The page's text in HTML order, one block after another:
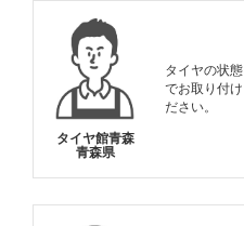
タイヤ館青森
青森県
タイヤの状
でお取り付
ださい。